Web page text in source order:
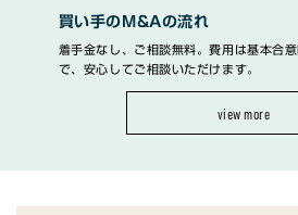
買い手のM&Aの流れ
着手金なし、ご相談無料。費用は基本合
で、安心してご相談いただけます。
view more